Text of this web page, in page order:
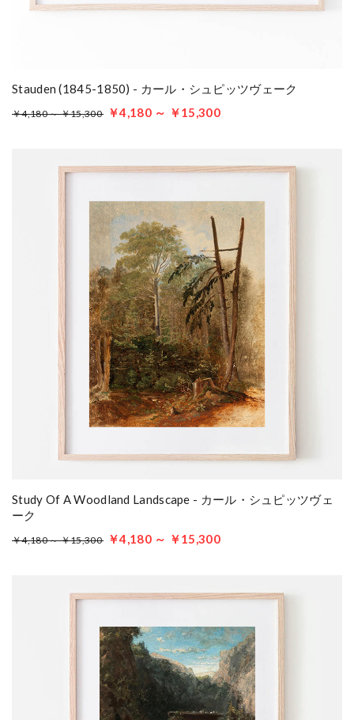
Stauden (1845-1850) - カール・シュピッツヴェーク
￥4,180 ～ ￥15,300 ￥4,180 ～ ￥15,300
Study Of A Woodland Landscape - カール・シュピッツヴェ
ーク
￥4,180 ～ ￥15,300 ￥4,180 ～ ￥15,300